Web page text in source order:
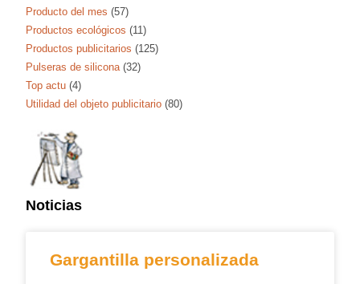
Producto del mes (57)
Productos ecológicos (11)
Productos publicitarios (125)
Pulseras de silicona (32)
Top actu (4)
Utilidad del objeto publicitario (80)
Noticias
Gargantilla personalizada